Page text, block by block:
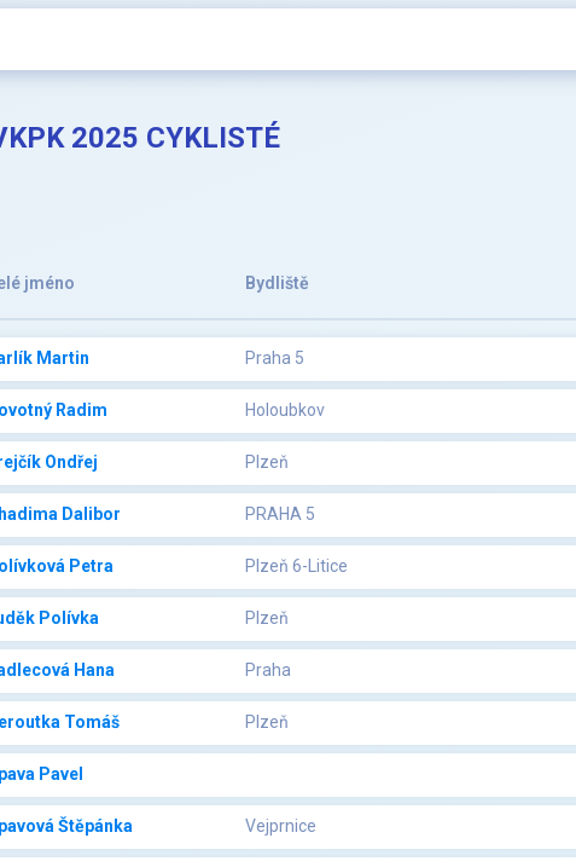
2025 CYKLISTÉ
jméno Bydliště
Martin Praha 5
Radim Holoubkov
Ondřej Plzeň
Dalibor PRAHA 5
Petra Plzeň 6-Litice
Polívka Plzeň
Hana Praha
Tomáš Plzeň
Pavel
Štěpánka Vejprnice